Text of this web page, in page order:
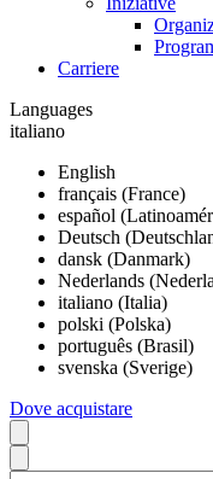
Carriere
Languages
italiano
English
français (France)
español
Deutsch
dansk (Danmark)
Nederlands
italiano (Italia)
polski (Polska)
português (Brasil)
svenska (Sverige)
Dove acquistare